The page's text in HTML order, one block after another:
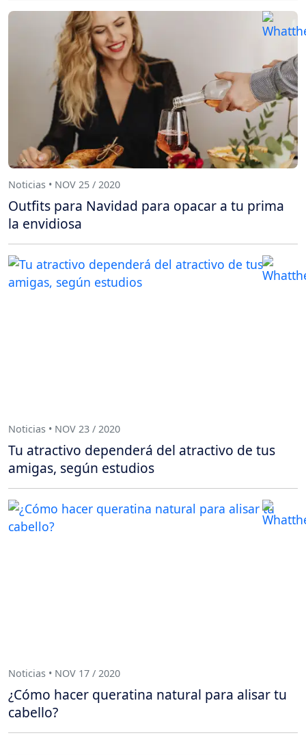
Noticias • NOV 25 / 2020
Outfits para Navidad para opacar a tu prima
la envidiosa
Noticias • NOV 23 / 2020
Tu atractivo dependerá del atractivo de tus
amigas, según estudios
Noticias • NOV 17 / 2020
¿Cómo hacer queratina natural para alisar tu
cabello?